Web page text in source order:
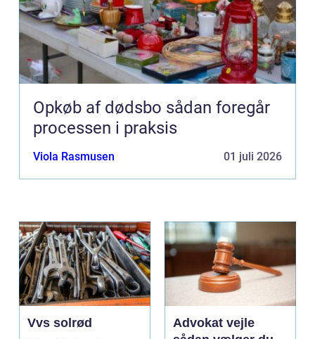
Opkøb af dødsbo sådan foregår
processen i praksis
Viola Rasmusen 01 juli 2026
Vvs solrød
Advokat vejle